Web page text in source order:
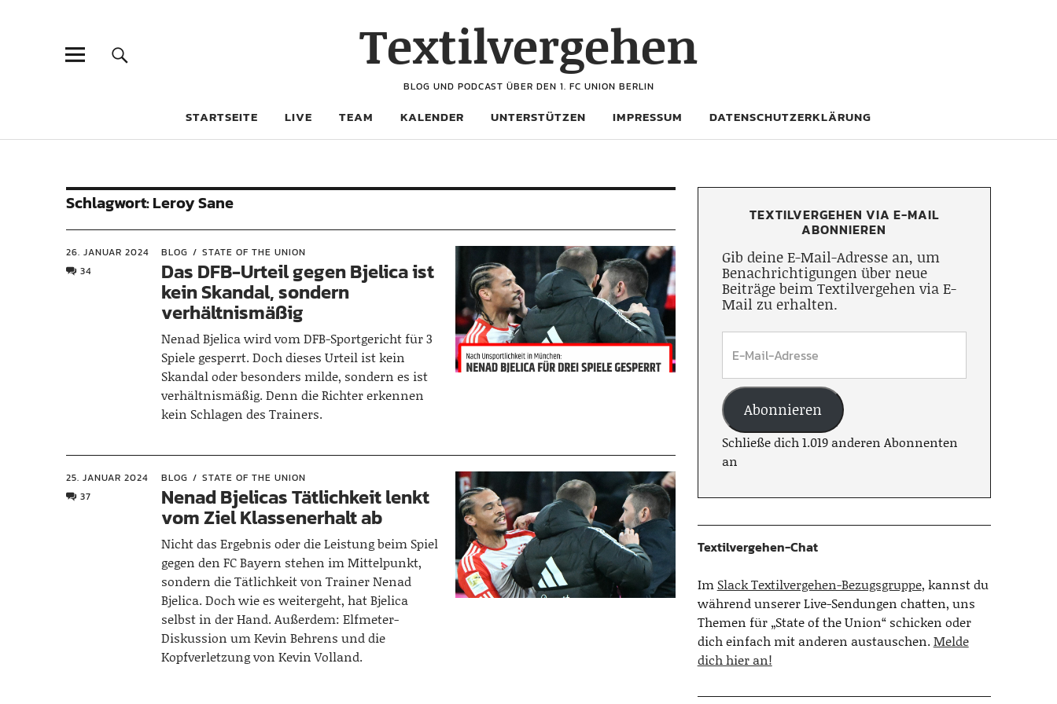
Textilvergehen
BLOG UND PODCAST ÜBER DEN 1. FC UNION BERLIN
STARTSEITE LIVE TEAM KALENDER UNTERSTÜTZEN IMPRESSUM DATENSCHUTZERKLÄRUNG
Schlagwort:Leroy Sane
26. JANUAR 2024
34
BLOG STATE OF THE UNION
Das DFB-Urteil gegen Bjelica ist
kein Skandal, sondern
verhältnismäßig
Nenad Bjelica wird vom DFB-Sportgericht für 3
Spiele gesperrt. Doch dieses Urteil ist kein
Skandal oder besonders milde, sondern es ist
verhältnismäßig. Denn die Richter erkennen
kein Schlagen des Trainers.
25. JANUAR 2024
37
BLOG STATE OF THE UNION
Nenad Bjelicas Tätlichkeit lenkt
vom Ziel Klassenerhalt ab
Nicht das Ergebnis oder die Leistung beim Spiel
gegen den FC Bayern stehen im Mittelpunkt,
sondern die Tätlichkeit von Trainer Nenad
Bjelica. Doch wie es weitergeht, hat Bjelica
selbst in der Hand. Außerdem: Elfmeter-
Diskussion um Kevin Behrens und die
Kopfverletzung von Kevin Volland.
TEXTILVERGEHEN VIA E-MAIL
ABONNIEREN
Gib deine E-Mail-Adresse an, um
Benachrichtigungen über neue
Beiträge beim Textilvergehen via E-
Mail zu erhalten.
Abonnieren
Schließe dich 1.019 anderen Abonnenten
an
Textilvergehen-Chat
Im Slack Textilvergehen-Bezugsgruppe, kannst du
während unserer Live-Sendungen chatten, uns
Themen für „State of the Union“ schicken oder
dich einfach mit anderen austauschen.Melde
dich hier an!